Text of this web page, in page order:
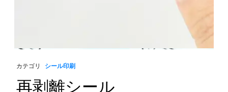
カテゴリ シール印刷
再剥離シール